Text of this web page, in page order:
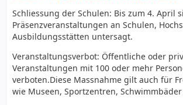
Schliessung der Schulen: Bis zum 4. April
Präsenzveranstaltungen an Schulen,
Ausbildungsstätten untersagt.
Veranstaltungsverbot: Öffentliche oder
Veranstaltungen mit 100 oder mehr
verboten.Diese Massnahme gilt auch für
wie Museen, Sportzentren,